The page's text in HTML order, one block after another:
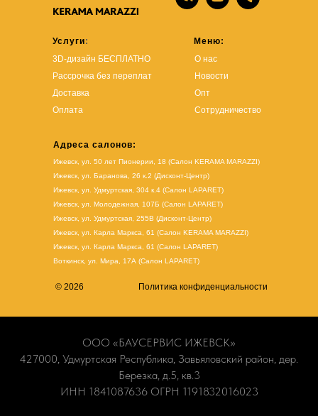
Услуги:
3D-дизайн БЕСПЛАТНО
Рассрочка без переплат
Доставка
Оплата
Меню:
О нас
Новости
Опт
Сотрудничество
Адреса салонов:
Ижевск, ул. 50 лет Пионерии, 18 (Салон KERAMA MARAZZI)
Ижевск, ул. Баранова, 26 к.2 (Дисконт-Центр)
Ижевск, ул. Удмуртская, 304 к.4 (Салон LAPARET)
Ижевск, ул. Молодежная, 107Б (Салон LAPARET)
Ижевск, ул. Удмуртская, 255В (Дисконт-Центр)
Ижевск, ул. Карла Маркса, 61 (Салон KERAMA MARAZZI)
Ижевск, ул. Карла Маркса, 61 (Салон LAPARET)
Воткинск, ул. Мира, 17А (Салон LAPARET)
© 2026 Политика конфиденциальности
ООО «БАУСЕРВИС ИЖЕВСК»
427000, Удмуртская Республика, Завьяловский район, дер.
Березка, д.5, кв.3
ИНН 1841087636 ОГРН 1191832016023